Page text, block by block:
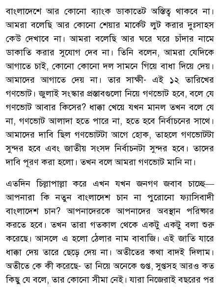
বাংলাদেশে আর কোনো ব্যাংক ডাকাতেট অস্তিত্ব থাকবে না।
আমরা বলেছি আর কোনো শেয়ার মার্কেট লুট করার দুঃসাহস
কেউ দেখাবে না। আমরা বলেছি আর ঘরে ঘরে চাঁদার নামে
ডাকাতি করার সুযোগ দেব না। তিনি বলেন, আমরা যেদিকে
আগাতে চাই, কোনো কোনো দল সামনে গিয়ে বাধা দিয়ে দেয়।
আমাদের আগাতে দেয় না। তার সাক্ষী- এই ১২ তারিখের
গণভোট। জুলাই সংস্কার প্রস্তাবগুলো নিয়ে গণভোট হবে, বলে যে
গণভোট আবার কিসের? ধাক্কা খেয়ে যখন মানল তখন বলে যে
না, গণভোট আলাদা হতে পারে না, হতে হবে নির্বাচনের সাথে।
আমাদের দাবি ছিল গণভোটটা আগে হোক, তাহলে গণভোটটা
সুন্দর হবে এবং জাতীয় সংসদ নির্বাচনটা সুন্দর হবে। তাদের
দাবি পূরণ করা হলো। তখন বলে আমরা গণভোট মানি না।
এতদিন চিল্লাপাল্লা করে এখন যখন জনগণ জবাব চাচ্ছে—
আপনারা কি নতুন বাংলাদেশ চান না পুরোনো ফ্যাসিবাদী
বাংলাদেশ চান? আপনাদেরকে আপনাদের অবস্থান পরিষ্কার
করতে হবে। তখন তারা গতকাল থেকে একটু একটু বলা শুরু
করেছে। আসলে এ হলো ঠেলার নাম বাবাজি। এই জাতি যারে
ধাক্কা দেয় তারে ছেড়ে দেয় না। অতীতের কথা বাদই দিলাম।
অতীতে কে কী করেছে- তা নিয়ে অনেকে গুপ্ত, সুপ্তসহ আরও কত
কিছু যে বলে, তার কোনো সীমা নেই। যারা নিজেরাই বছরের পর